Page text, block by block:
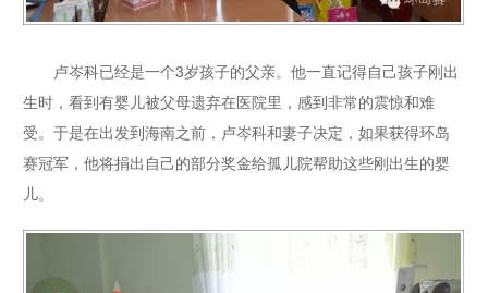
卢岑科已经是一个3岁孩子的父亲。他一直记得自己孩子刚出
生时，看到有婴儿被父母遗弃在医院里，感到非常的震惊和难
受。于是在出发到海南之前，卢岑科和妻子决定，如果获得环岛
赛冠军，他将捐出自己的部分奖金给孤儿院帮助这些刚出生的婴
儿。